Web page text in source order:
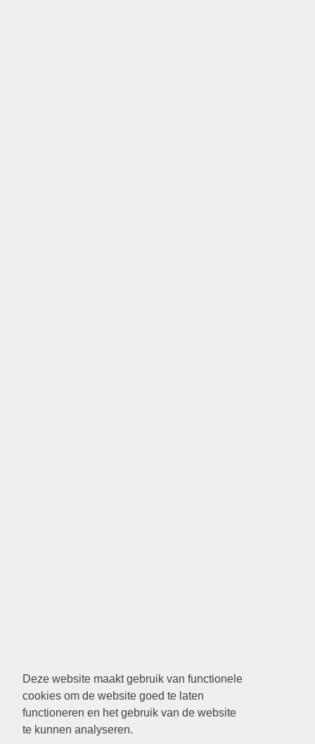
Deze website maakt gebruik van functionele
cookies om de website goed te laten
functioneren en het gebruik van de website
te kunnen analyseren.